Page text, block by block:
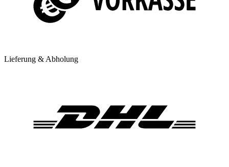
Lieferung & Abholung